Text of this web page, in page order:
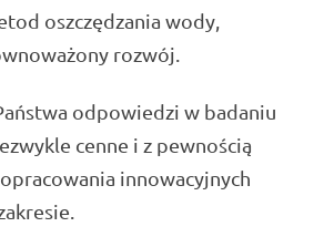
oszczędzania wody,
rozwój.
odpowiedzi w badaniu
cenne i z pewnością
innowacyjnych